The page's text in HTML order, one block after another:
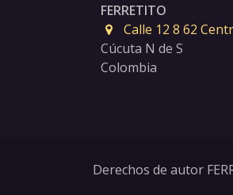
FERRETITO
Calle 12 8 62
Cúcuta N de S
Colombia
Derechos de autor